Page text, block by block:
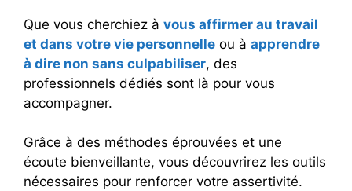
Que vous cherchiez à vous affirmer au travail
et dans votre vie personnelle ou à apprendre
à dire non sans culpabiliser, des
professionnels dédiés sont là pour vous
accompagner.
Grâce à des méthodes éprouvées et une
écoute bienveillante, vous découvrirez les outils
nécessaires pour renforcer votre assertivité.